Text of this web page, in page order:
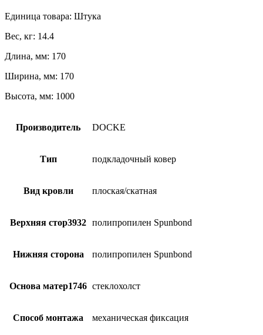
Единица товара: Штука
Вес, кг: 14.4
Длина, мм: 170
Ширина, мм: 170
Высота, мм: 1000
Производитель DOCKE
Тип подкладочный ковер
Вид кровли плоская/скатная
Верхняя стор3932 полипропилен Spunbond
Нижняя сторона полипропилен Spunbond
Основа матер1746 стеклохолст
Способ монтажа механическая фиксация